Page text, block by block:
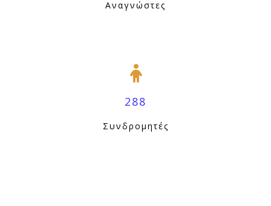
Αναγνώστες
288
Συνδρομητές